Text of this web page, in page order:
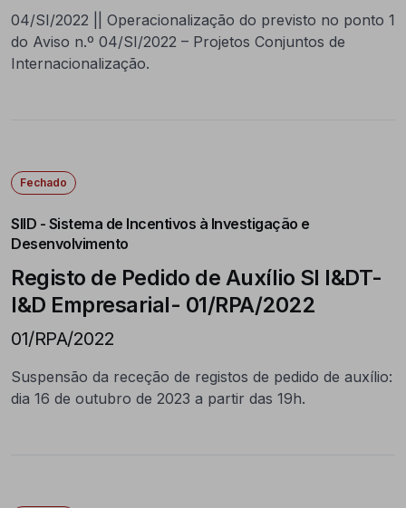
04/SI/2022 || Operacionalização do previsto no ponto 1
do Aviso n.º 04/SI/2022 – Projetos Conjuntos de
Internacionalização.
Fechado
SIID - Sistema de Incentivos à Investigação e
Desenvolvimento
Registo de Pedido de Auxílio SI I&DT-
I&D Empresarial- 01/RPA/2022
01/RPA/2022
Suspensão da receção de registos de pedido de auxílio:
dia 16 de outubro de 2023 a partir das 19h.